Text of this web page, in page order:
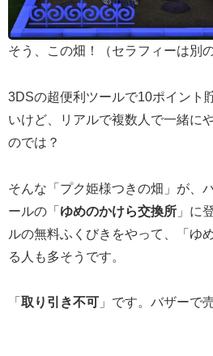
そう、この畑！（セラフィーは別の
3DSの超便利ツールで10ポイント
いけど、リアルで複数人で一緒に
のでは？
そんな「プク姫様つきの畑」が、
ールの「 ゆめのかけら交換所 」に
ルの無料ふくびきをやって、「ゆ
る人も多そうです。
「 取り引き不可 」です。バザーで